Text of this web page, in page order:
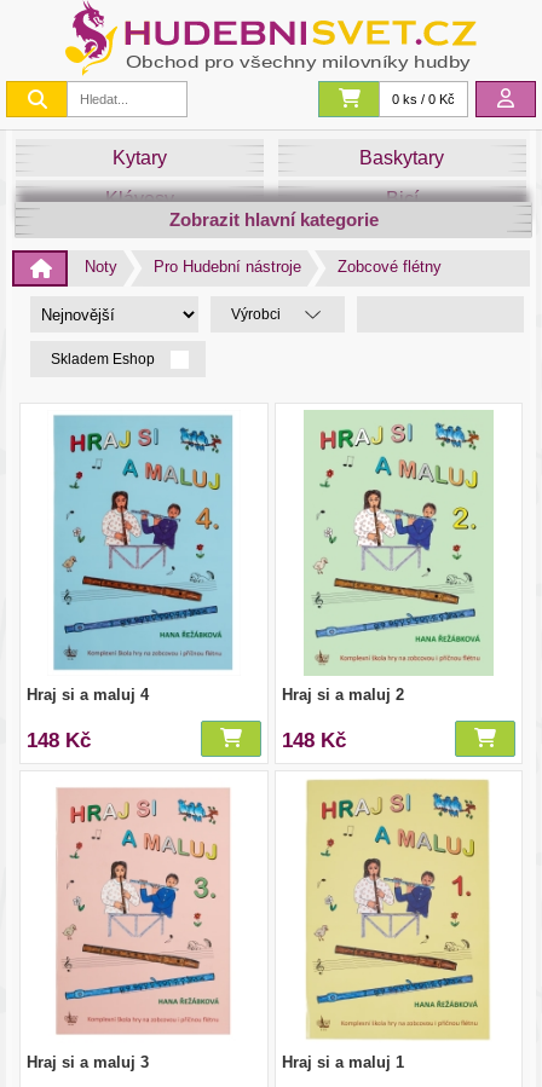
0 ks / 0 Kč
Kytary
Baskytary
Klávesy
Bicí
Smyčce
Dechy
Zvuk&Studio
Zobrazit hlavní kategorie
Noty Pro Hudební nástroje Zobcové flétny
Výrobci
Skladem Eshop
Hraj si a maluj 4
148 Kč
Hraj si a maluj 2
148 Kč
Hraj si a maluj 3 Hraj si a maluj 1